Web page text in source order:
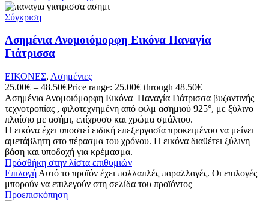
Σύγκριση
Ασημένια Ανομοιόμορφη Εικόνα Παναγία
Γιάτρισσα
ΕΙΚΟΝΕΣ, Ασημένιες
25.00€ – 48.50€Price range: 25.00€ through 48.50€
Ασημένια Ανομοιόμορφη Εικόνα Παναγία Γιάτρισσα βυζαντινής
τεχνοτροπίας , φιλοτεχνημένη από φιλμ ασημιού 925°, με ξύλινο
πλαίσιο με ασήμι, επίχρυσο και χρώμα σμάλτου.
Η εικόνα έχει υποστεί ειδική επεξεργασία προκειμένου να μείνει
αμετάβλητη στο πέρασμα του χρόνου. Η εικόνα διαθέτει ξύλινη
βάση και υποδοχή για κρέμασμα.
Πρόσθήκη στην λίστα επιθυμιών
Επιλογή Αυτό το προϊόν έχει πολλαπλές παραλλαγές. Οι επιλογές
μπορούν να επιλεγούν στη σελίδα του προϊόντος
Προεπισκόπηση